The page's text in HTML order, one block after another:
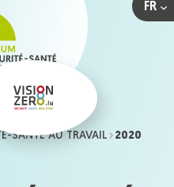
FR
SANTÉ AU TRAVAIL 2020